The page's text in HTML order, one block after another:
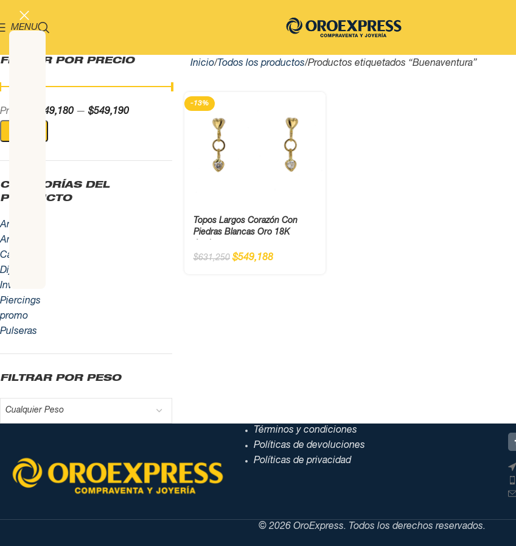
MENU
FILTRAR POR PRECIO
Precio: $549,180 — $549,190
CATEGORÍAS DEL
PRODUCTO
Anillos
Aretes
Cadenas
Dijes
Inversión
Piercings
promo
Pulseras
FILTRAR POR PESO
Cualquier Peso
Inicio Todos los productos Productos etiquetados “Buenaventura”
-13%
Topos Largos Corazón Con
Piedras Blancas Oro 18K
$631,250 $549,188
Términos y condiciones
Políticas de devoluciones
Políticas de privacidad
© 2026 OroExpress. Todos los derechos reservados.